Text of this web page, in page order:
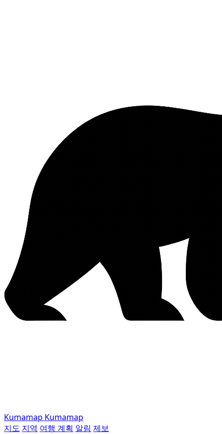
Kumamap Kumamap
지도 지역 여행 계획 알림 제보